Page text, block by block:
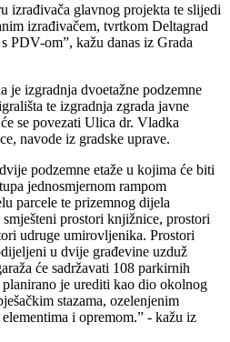
izrađivača glavnog projekta te slijedi
izrađivačem, tvrtkom Deltagrad
PDV-om”, kažu danas iz Grada
je izgradnja dvoetažne podzemne
te izgradnja zgrada javne
se povezati Ulica dr. Vladka
navode iz gradske uprave.
podzemne etaže u kojima će biti
jednosmjernom rampom
parcele te prizemnog dijela
prostori knjižnice, prostori
udruge umirovljenika. Prostori
u dvije građevine uzduž
će sadržavati 108 parkirnih
je urediti kao dio okolnog
stazama, ozelenjenim
i opremom.” - kažu iz